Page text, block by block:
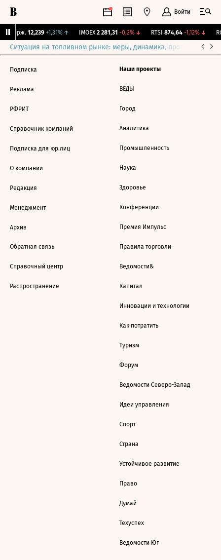
Войти
Бирж. 12,239 +1,31%↑ IMOEX 2 281,31 -0,2%↓ RTSI 874,64 -1,12%↓
Ситуация на топливном рынке: меры, динамика, прогнозы
Подписка
Реклама
РФРИТ
Справочник компаний
Подписка для юр.лиц
О компании
Редакция
Менеджмент
Архив
Обратная связь
Справочный центр
Распространение
Наши проекты
ВЕДЫ
Город
Аналитика
Промышленность
Наука
Здоровье
Конференции
Премия Импульс
Правила торговли
Ведомости&
Капитал
Инновации и технологии
Как потратить
Туризм
Форум
Ведомости Северо-Запад
Идеи управления
Спорт
Страна
Устойчивое развитие
Право
Думай
Техуспех
Ведомости Юг